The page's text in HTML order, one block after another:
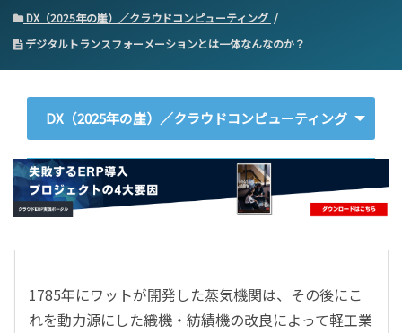
DX（2025年の崖）／クラウドコンピューティング
デジタルトランスフォーメーションとは一体なんなのか？
DX（2025年の崖）／クラウドコンピューティング
ERP
会計
CRM／営業支援／Eコマース
DX（2025年の崖）／クラウドコンピューティング
1785年にワットが開発した蒸気機関は、その後にこ
れを動力源にした織機・紡績機の改良によって軽工業